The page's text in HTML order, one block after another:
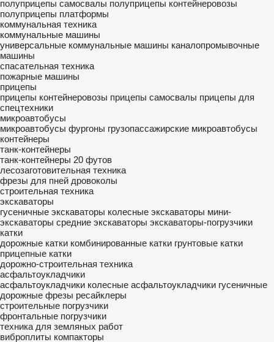
полуприцепы самосвалы полуприцепы контейнеровозы
полуприцепы платформы
коммунальная техника
коммунальные машины
универсальные коммунальные машины каналопромывочные
машины
спасательная техника
пожарные машины
прицепы
прицепы контейнеровозы прицепы самосвалы прицепы для
спецтехники
микроавтобусы
микроавтобусы фургоны грузопассажирские микроавтобусы
контейнеры
танк-контейнеры
танк-контейнеры 20 футов
лесозаготовительная техника
фрезы для пней дровоколы
строительная техника
экскаваторы
гусеничные экскаваторы колесные экскаваторы мини-
экскаваторы средние экскаваторы экскаваторы-погрузчики
катки
дорожные катки комбинированные катки грунтовые катки
прицепные катки
дорожно-строительная техника
асфальтоукладчики
асфальтоукладчики колесные асфальтоукладчики гусеничные
дорожные фрезы ресайклеры
строительные погрузчики
фронтальные погрузчики
техника для земляных работ
виброплиты компакторы